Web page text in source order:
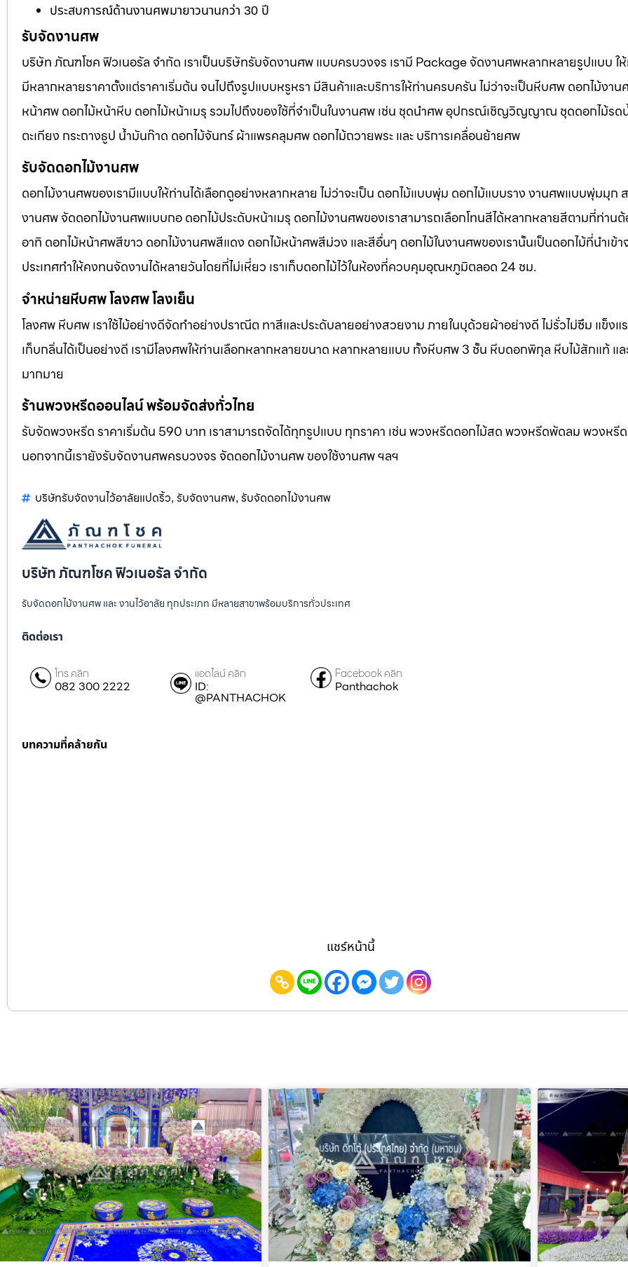
ประสบการณ์ด้านงานศพมายาวนานกว่า 30 ปี
รับจัดงานศพ
บริษัท ภัณฑโชค ฟิวเนอรัล จำกัด เราเป็นบริษัทรับจัดงานศพ แบบครบวงจร เรามี Package จัดงานศพหลากหลายรูปแบบ ใ
มีหลากหลายราคาตั้งแต่ราคาเริ่มต้น จนไปถึงรูปแบบหรูหรา มีสินค้าและบริการให้ท่านครบครัน ไม่ว่าจะเป็นหีบศพ ดอกไม้งา
หน้าศพ ดอกไม้หน้าหีบ ดอกไม้หน้าเมรุ รวมไปถึงของใช้ที่จำเป็นในงานศพ เช่น ชุดนำศพ อุปกรณ์เชิญวิญญาณ ชุดดอกไม้รด
ตะเกียง กระถางธูป น้ำมันก๊าด ดอกไม้จันทร์ ผ้าแพรคลุมศพ ดอกไม้ถวายพระ และ บริการเคลื่อนย้ายศพ
รับจัดดอกไม้งานศพ
ดอกไม้งานศพของเรามีแบบให้ท่านได้เลือกดูอย่างหลากหลาย ไม่ว่าจะเป็น ดอกไม้แบบพุ่ม ดอกไม้แบบราง งานศพแบบพุ่มมุก
งานศพ จัดดอกไม้งานศพแบบกอ ดอกไม้ประดับหน้าเมรุ ดอกไม้งานศพของเราสามารถเลือกโทนสีได้หลากหลายสีตามที่ท่าน
อาทิ ดอกไม้หน้าศพสีขาว ดอกไม้งานศพสีแดง ดอกไม้หน้าศพสีม่วง และสีอื่นๆ ดอกไม้ในงานศพของเรานั้นเป็นดอกไม้ที่นำเข้า
ประเทศทำให้คงทนจัดงานได้หลายวันโดยที่ไม่เหี่ยว เราเก็บดอกไม้ไว้ในห้องที่ควบคุมอุณหภูมิตลอด 24 ชม.
จำหน่ายหีบศพ โลงศพ โลงเย็น
โลงศพ หีบศพ เราใช้ไม้อย่างดีจัดทำอย่างปราณีต ทาสีและประดับลายอย่างสวยงาม ภายในบุด้วยผ้าอย่างดี ไม่รั่วไม่ซึม แข็งแ
เก็บกลิ่นได้เป็นอย่างดี เรามีโลงศพให้ท่านเลือกหลากหลายขนาด หลากหลายแบบ ทั้งหีบศพ 3 ชั้น หีบดอกพิกุล หีบไม้สักแท้ แ
มากมาย
ร้านพวงหรีดออนไลน์ พร้อมจัดส่งทั่วไทย
รับจัดพวงหรีด ราคาเริ่มต้น 590 บาท เราสามารถจัดได้ทุกรูปแบบ ทุกราคา เช่น พวงหรีดดอกไม้สด พวงหรีดพัดลม พวงหรี
นอกจากนี้เรายังรับจัดงานศพครบวงจร จัดดอกไม้งานศพ ของใช้งานศพ ฯลฯ
บริษัทรับจัดงานไว้อาลัยแปดริ้ว, รับจัดงานศพ, รับจัดดอกไม้งานศพ
บริษัท ภัณฑโชค ฟิวเนอรัล จำกัด
รับจัดดอกไม้งานศพ และ งานไว้อาลัย ทุกประเภท มีหลายสาขาพร้อมบริการทั่วประเทศ
ติดต่อเรา
โทร คลิก
082 300 2222
แอดไลน์ คลิก
ID:
@PANTHACHOK
Facebook คลิก
Panthachok
บทความที่คล้ายกัน
แชร์หน้านี้